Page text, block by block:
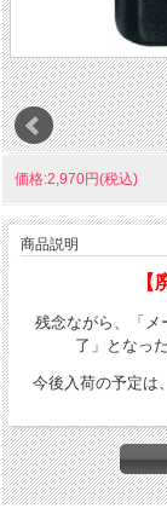
価格:2,970円(税込)
商品説明
残念ながら、「メ
了」となっ
今後入荷の予定は
ブラックマットベ
す。フタ部分にイ
す。右下には、